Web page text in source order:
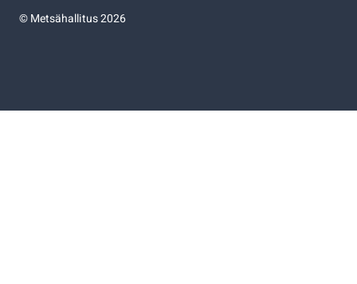
©Metsähallitus 2026